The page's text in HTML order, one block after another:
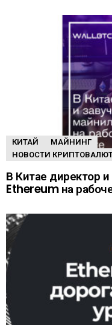
КИТАЙ
МАЙНИНГ
НОВОСТИ
В Китае директор
Ethereum на